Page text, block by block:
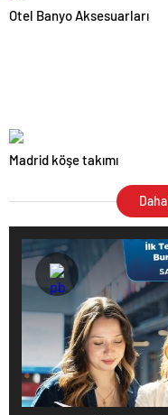
Otel Banyo Aksesuarları
Madrid köşe takımı